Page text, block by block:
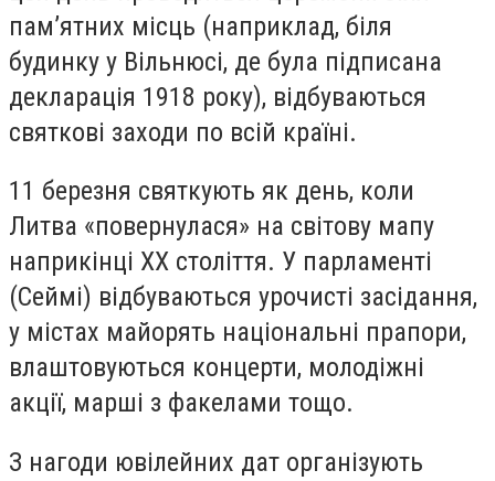
пам’ятних місць (наприклад, біля
будинку у Вільнюсі, де була підписана
декларація 1918 року), відбуваються
святкові заходи по всій країні.
11 березня святкують як день, коли
Литва «повернулася» на світову мапу
наприкінці ХХ століття. У парламенті
(Сеймі) відбуваються урочисті засідання,
у містах майорять національні прапори,
влаштовуються концерти, молодіжні
акції, марші з факелами тощо.
З нагоди ювілейних дат організують